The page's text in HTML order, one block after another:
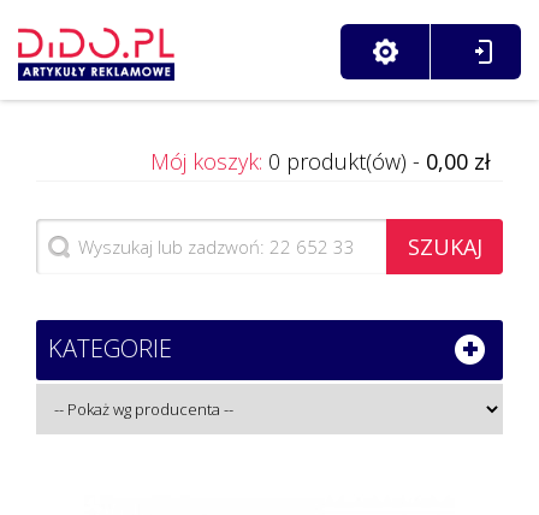
Mój koszyk: 0 produkt(ów) - 0,00 zł
SZUKAJ
KATEGORIE